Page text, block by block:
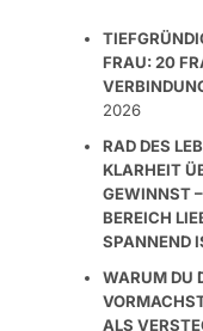
FRAU: 20
2026
RAD DES
KLARHEIT
GEWINNST
BEREICH
SPANNEND
WARUM DU
ALS